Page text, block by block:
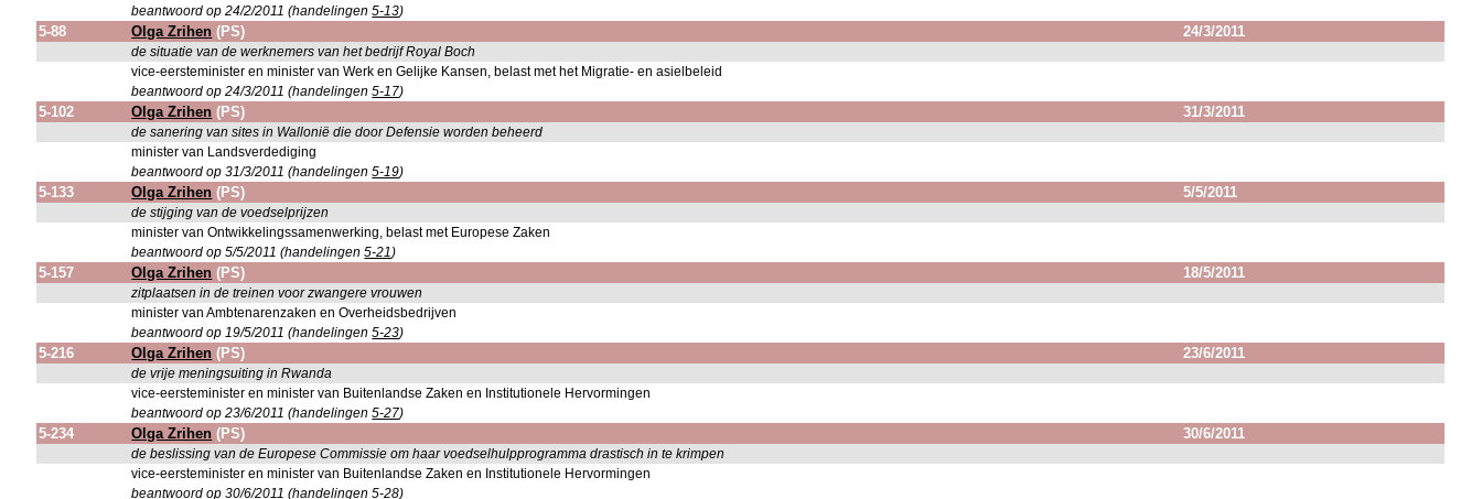
beantwoord op 24/2/2011 (handelingen5-13)
5-88 Olga Zrihen (PS) 24/3/2011
de situatie van de werknemers van het bedrijf Royal Boch
vice-eersteminister en minister van Werk en Gelijke Kansen, belast met het Migratie- en asielbeleid
beantwoord op 24/3/2011 (handelingen5-17)
5-102 Olga Zrihen (PS) 31/3/2011
de sanering van sites in Wallonië die door Defensie worden beheerd
minister van Landsverdediging
beantwoord op 31/3/2011 (handelingen5-19)
5-133 Olga Zrihen (PS) 5/5/2011
de stijging van de voedselprijzen
minister van Ontwikkelingssamenwerking, belast met Europese Zaken
beantwoord op 5/5/2011 (handelingen5-21)
5-157 Olga Zrihen (PS) 18/5/2011
zitplaatsen in de treinen voor zwangere vrouwen
minister van Ambtenarenzaken en Overheidsbedrijven
beantwoord op 19/5/2011 (handelingen5-23)
5-216 Olga Zrihen (PS) 23/6/2011
de vrije meningsuiting in Rwanda
vice-eersteminister en minister van Buitenlandse Zaken en Institutionele Hervormingen
beantwoord op 23/6/2011 (handelingen5-27)
5-234 Olga Zrihen (PS) 30/6/2011
de beslissing van de Europese Commissie om haar voedselhulpprogramma drastisch in te krimpen
vice-eersteminister en minister van Buitenlandse Zaken en Institutionele Hervormingen
beantwoord op 30/6/2011 (handelingen5-28)